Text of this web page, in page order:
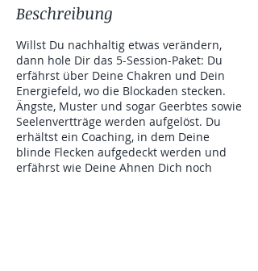
Beschreibung
Willst Du nachhaltig etwas verändern,
dann hole Dir das 5-Session-Paket: Du
erfährst über Deine Chakren und Dein
Energiefeld, wo die Blockaden stecken.
Ängste, Muster und sogar Geerbtes sowie
Seelenvertträge werden aufgelöst. Du
erhältst ein Coaching, in dem Deine
blinde Flecken aufgedeckt werden und
erfährst wie Deine Ahnen Dich noch